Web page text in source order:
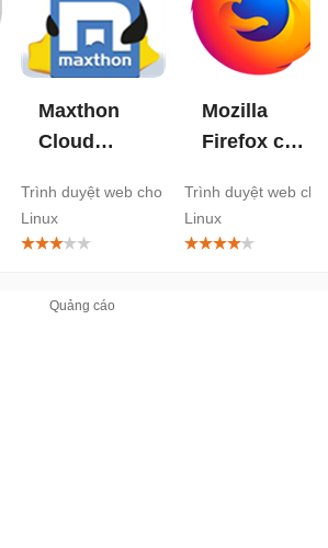
Maxthon
Cloud
cho Linux
Trình duyệt web cho
Linux
Mozilla
Firefox cho
Trình duyệt web cho
Linux